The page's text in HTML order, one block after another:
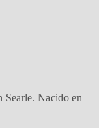
Searle. Nacido en